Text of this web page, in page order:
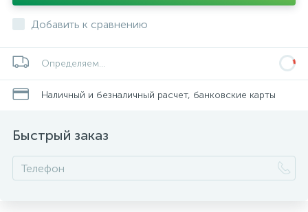
Добавить к сравнению
Определяем...
Наличный и безналичный расчет, банковские карты
Быстрый заказ